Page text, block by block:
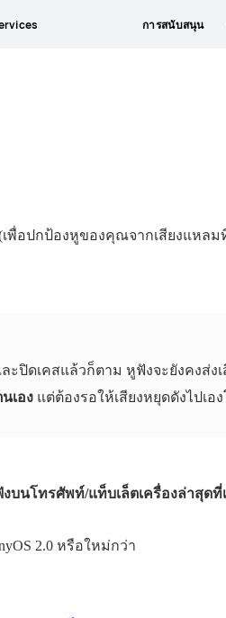
การสนับสนุน
พื่อปกป้องหูของคุณจากเสียงแหลม
ะปิดเคสแล้วก็ตาม หูฟังจะยังคงส่งเ
เองแต่ต้องรอให้เสียงหยุดดังไปเอ
นโทรศัพท์/แท็บเล็ตเครื่องล่าสุด
2.0 หรือใหม่กว่า